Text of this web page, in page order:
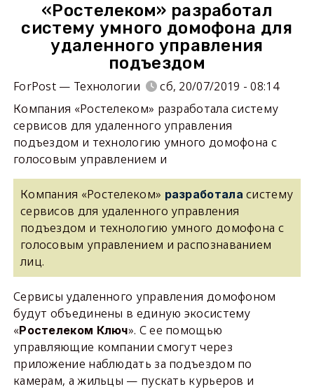
«Ростелеком» разработал
систему умного домофона для
удаленного управления
подъездом
ForPost — Технологии
сб, 20/07/2019 - 08:14
Компания «Ростелеком» разработала систему
сервисов для удаленного управления
подъездом и технологию умного домофона с
голосовым управлением и
Компания «Ростелеком» разработаласистему
сервисов для удаленного управления
подъездом и технологию умного домофона с
голосовым управлением и распознаванием
лиц.
Сервисы удаленного управления домофоном
будут объединены в единую экосистему
«Ростелеком Ключ». С ее помощью
управляющие компании смогут через
приложение наблюдать за подъездом по
камерам, а жильцы — пускать курьеров и